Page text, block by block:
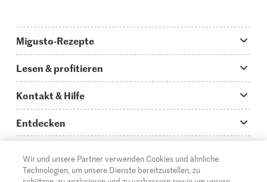
Migusto-Rezepte
Was koche ich heute?
Hauptgerichte
Schnelle & einfache Rezepte
Apéro & Fingerfood
Lesen & profitieren
Storys
How to-Videos
Glossar
Kontakt & Hilfe
Infos zum Kochen mit Migusto
Kontakt
Entdecken
Supermarkt
Migros Online
DE FR IT
Wir und unsere Partner verwenden Cookies und ähnliche
Technologien, um unsere Dienste bereitzustellen, zu